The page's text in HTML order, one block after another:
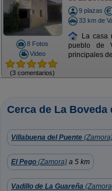
8 Fotos
Video
(3 comentarios)
9 plazas
33 km de
La casa
pueblo de
principales
Cerca de La Boveda
Villabuena del Puente
El Pego (Zamora) a 5 km
Vadillo de La Guareña